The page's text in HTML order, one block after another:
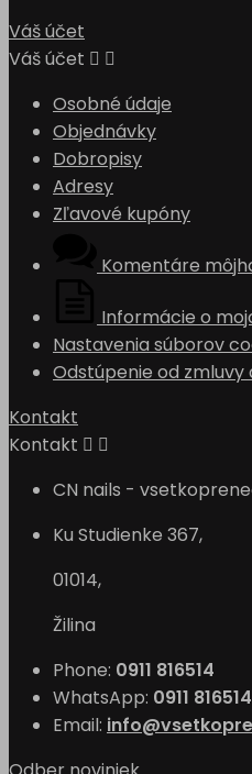
Váš účet
Váš účet  
Osobné údaje
Objednávky
Dobropisy
Adresy
Zľavové kupóny
Komentáre
Informácie o
Nastavenia súborov
Odstúpenie od
Kontakt
Kontakt  
CN nails -
Ku Studienke 367,
01014,
Žilina
Phone: 0911 816514
WhatsApp: 0911 816514
Email: